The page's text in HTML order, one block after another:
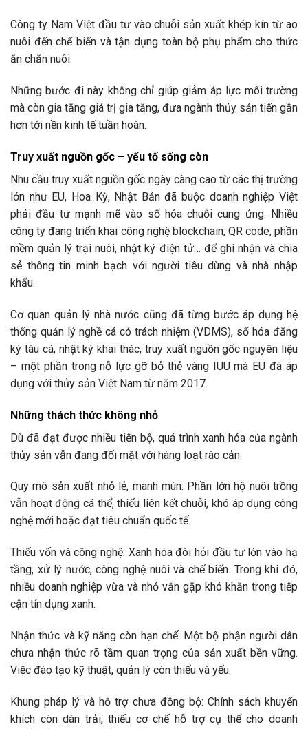
Công ty Nam Việt đầu tư vào chuỗi sản xuất khép kín từ ao
nuôi đến chế biến và tận dụng toàn bộ phụ phẩm cho thức
ăn chăn nuôi.
Những bước đi này không chỉ giúp giảm áp lực môi trường
mà còn gia tăng giá trị gia tăng, đưa ngành thủy sản tiến gần
hơn tới nền kinh tế tuần hoàn.
Truy xuất nguồn gốc – yếu tố sống còn
Nhu cầu truy xuất nguồn gốc ngày càng cao từ các thị trường
lớn như EU, Hoa Kỳ, Nhật Bản đã buộc doanh nghiệp Việt
phải đầu tư mạnh mẽ vào số hóa chuỗi cung ứng. Nhiều
công ty đang triển khai công nghệ blockchain, QR code, phần
mềm quản lý trại nuôi, nhật ký điện tử… để ghi nhận và chia
sẻ thông tin minh bạch với người tiêu dùng và nhà nhập
khẩu.
Cơ quan quản lý nhà nước cũng đã từng bước áp dụng hệ
thống quản lý nghề cá có trách nhiệm (VDMS), số hóa đăng
ký tàu cá, nhật ký khai thác, truy xuất nguồn gốc nguyên liệu
– một phần trong nỗ lực gỡ bỏ thẻ vàng IUU mà EU đã áp
dụng với thủy sản Việt Nam từ năm 2017.
Những thách thức không nhỏ
Dù đã đạt được nhiều tiến bộ, quá trình xanh hóa của ngành
thủy sản vẫn đang đối mặt với hàng loạt rào cản:
Quy mô sản xuất nhỏ lẻ, manh mún: Phần lớn hộ nuôi trồng
vẫn hoạt động cá thể, thiếu liên kết chuỗi, khó áp dụng công
nghệ mới hoặc đạt tiêu chuẩn quốc tế.
Thiếu vốn và công nghệ: Xanh hóa đòi hỏi đầu tư lớn vào hạ
tầng, xử lý nước, công nghệ nuôi và chế biến. Trong khi đó,
nhiều doanh nghiệp vừa và nhỏ vẫn gặp khó khăn trong tiếp
cận tín dụng xanh.
Nhận thức và kỹ năng còn hạn chế: Một bộ phận người dân
chưa nhận thức rõ tầm quan trọng của sản xuất bền vững.
Việc đào tạo kỹ thuật, quản lý còn thiếu và yếu.
Khung pháp lý và hỗ trợ chưa đồng bộ: Chính sách khuyến
khích còn dàn trải, thiếu cơ chế hỗ trợ cụ thể cho doanh